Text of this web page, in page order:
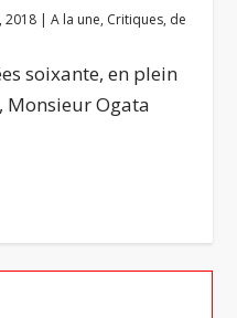
2018 |A la une, Critiques, de
soixante, en plein
Monsieur Ogata